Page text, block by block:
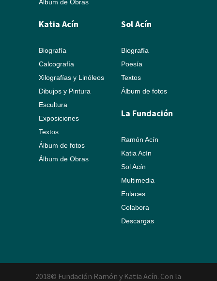
Álbum de Obras
Katia Acín
Biografía
Calcografía
Xilografías y Linóleos
Dibujos y Pintura
Escultura
Exposiciones
Textos
Álbum de fotos
Álbum de Obras
Sol Acín
Biografía
Poesía
Textos
Álbum de fotos
La Fundación
Ramón Acín
Katia Acín
Sol Acín
Multimedia
Enlaces
Colabora
Descargas
2018© Fundación Ramón y Katia Acín. Con la